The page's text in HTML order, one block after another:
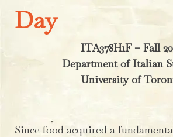
Day
ITA378H1F – Fall
Department of Italian
University of
Since food acquired a